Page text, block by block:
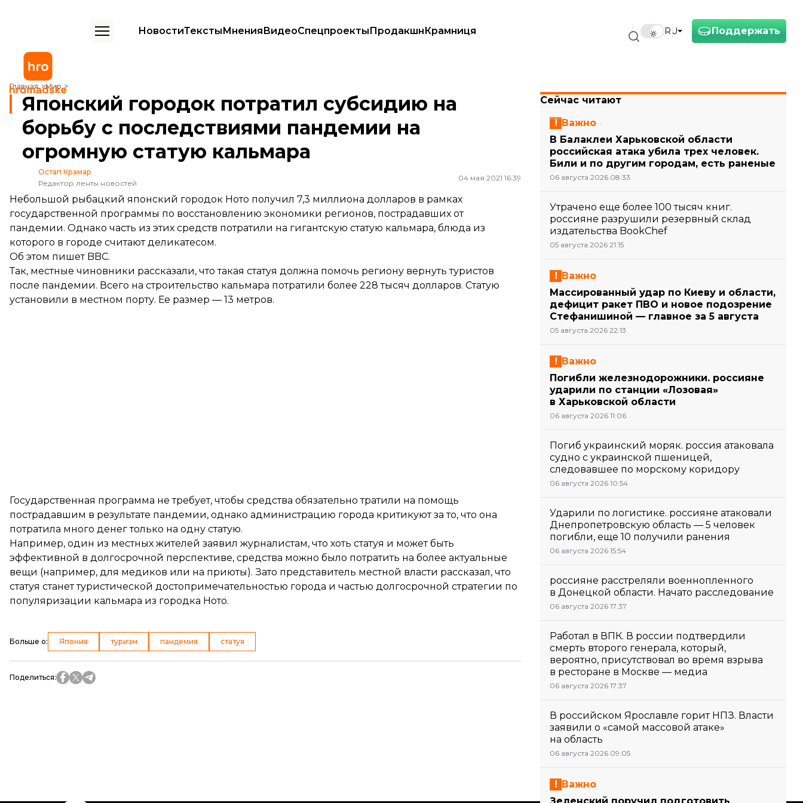
Поддержать
RU
НовостиТекстыМненияВидеоСпецпроектыПродакшнКрамниця
Главная Мир
Японский городок потратил субсидию на борьбу с последствиями пандемии на огромную статую кальмара
Японский городок потратил субсидию на
борьбу с последствиями пандемии на
огромную статую кальмара
Остап Крамар
Редактор ленты новостей
04 мая 2021 16:39
Небольшой рыбацкий японский городок Ното получил 7,3 миллиона долларов в рамках
государственной программы по восстановлению экономики регионов, пострадавших от
пандемии. Однако часть из этих средств потратили на гигантскую статую кальмара, блюда из
которого в городе считают деликатесом.
Об этом пишетBBC.
Так, местные чиновники рассказали, что такая статуя должна помочь региону вернуть туристов
после пандемии. Всего на строительство кальмара потратили более 228 тысяч долларов. Статую
установили в местном порту. Ее размер — 13 метров.
Государственная программа не требует, чтобы средства обязательно тратили на помощь
пострадавшим в результате пандемии, однако администрацию города критикуют за то, что она
потратила много денег только на одну статую.
Например, один из местных жителей заявил журналистам, что хоть статуя и может быть
эффективной в долгосрочной перспективе, средства можно было потратить на более актуальные
вещи (например, для медиков или на приюты). Зато представитель местной власти рассказал, что
статуя станет туристической достопримечательностью города и частью долгосрочной стратегии по
популяризации кальмара из городка Ното.
Больше о: Япония туризм пандемия статуя
Поделиться:
Сейчас читают
Важно
В Балаклеи Харьковской области
российская атака убила трех человек.
Били и по другим городам, есть раненые
06 августа 2026 08:33
Утрачено еще более 100 тысяч книг.
россияне разрушили резервный склад
издательства BookChef
05 августа 2026 21:15
Важно
Массированный удар по Киеву и области,
дефицит ракет ПВО и новое подозрение
Стефанишиной — главное за 5 августа
05 августа 2026 22:13
Важно
Погибли железнодорожники. россияне
ударили по станции «Лозовая»
в Харьковской области
06 августа 2026 11:06
Погиб украинский моряк. россия атаковала
судно с украинской пшеницей,
следовавшее по морскому коридору
06 августа 2026 10:54
Ударили по логистике. россияне атаковали
Днепропетровскую область — 5 человек
погибли, еще 10 получили ранения
06 августа 2026 15:54
россияне расстреляли военнопленного
в Донецкой области. Начато расследование
06 августа 2026 17:37
Работал в ВПК. В россии подтвердили
смерть второго генерала, который,
вероятно, присутствовал во время взрыва
в ресторане в Москве — медиа
06 августа 2026 17:37
В российском Ярославле горит НПЗ. Власти
заявили о «самой массовой атаке»
на область
06 августа 2026 09:05
Важно